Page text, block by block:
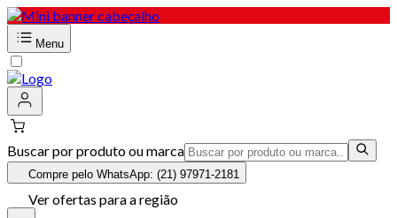
Menu
Buscar por produto ou marca
Compre pelo WhatsApp: (21) 97971-2181
Ver ofertas para a região